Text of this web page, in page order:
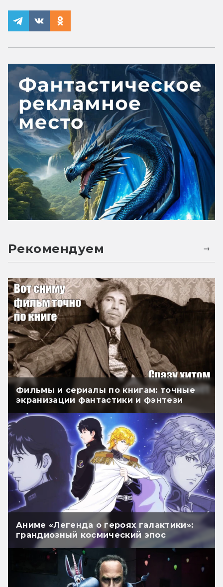
Рекомендуем
Фильмы и сериалы по книгам: точные
экранизации фантастики и фэнтези
Аниме «Легенда о героях галактики»:
грандиозный космический эпос